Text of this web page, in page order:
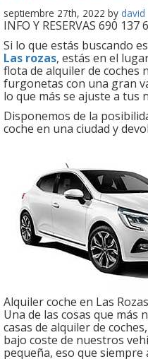
septiembre 27th, 2022 by david
INFO Y RESERVAS 690
Si lo que estás buscando
Las rozas, estás en el
flota de alquiler de coches
furgonetas con una gran
lo que más se ajuste a tus
Disponemos de la
coche en una ciudad y
Alquiler coche en Las
Una de las cosas que más
casas de alquiler de
bajo coste de nuestros
pequeña, eso que